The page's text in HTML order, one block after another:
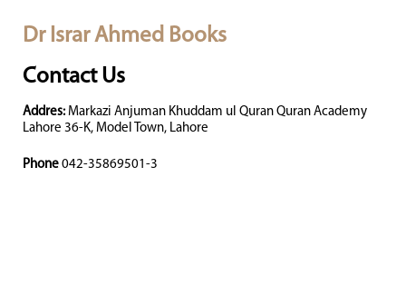
Dr Israr Ahmed Books
Contact Us
Addres: Markazi Anjuman Khuddam ul Quran Quran Academy
Lahore 36-K, Model Town, Lahore
Phone 042-35869501-3